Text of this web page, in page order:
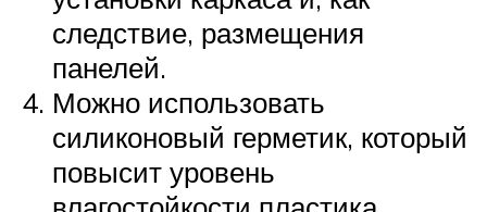
следствие, размещения
панелей.
Можно использовать
силиконовый герметик, который
повысит уровень